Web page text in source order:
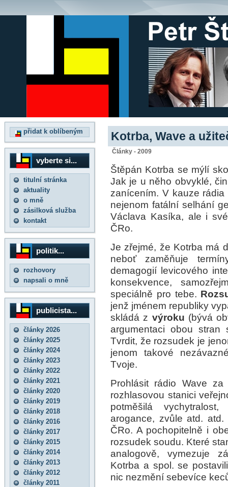
přidat k oblíbeným
vyberte si...
titulní stránka
aktuality
o mně
zásilková služba
kontakt
politik...
rozhovory
napsali o mně
publicista...
články 2026
články 2025
články 2024
články 2023
články 2022
články 2021
články 2020
články 2019
články 2018
články 2016
články 2017
články 2015
články 2014
články 2013
články 2012
články 2011
Kotrba, Wave a
Články - 2009
Štěpán Kotrba se mýlí
Jak je u něho obvyklé,
zanícením. V kauze
nejenom fatální selhání
Václava Kasíka, ale i
ČRo.
Je zřejmé, že Kotrba má
neboť zaměňuje
demagogií levicového
konsekvence,
speciálně pro tebe.
jenž jménem republiky
skládá z výroku (bývá
argumentaci obou stran
Tvrdit, že rozsudek je
jenom takové
Tvoje.
Prohlásit rádio Wave
rozhlasovou stanici
potměšilá
arogance, zvůle atd.
ČRo. A pochopitelně i
rozsudek soudu. Které
analogově, vymezuje
Kotrba a spol. se
nic nezmění sebevíce